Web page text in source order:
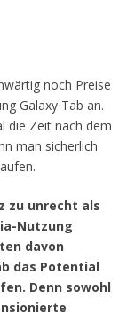
noch Preise
Galaxy Tab an.
die Zeit nach dem
man sicherlich
zu unrecht als
Nutzung
davon
das Potential
Denn sowohl